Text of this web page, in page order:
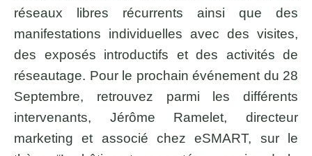
réseaux libres récurrents ainsi que des
manifestations individuelles avec des visites,
des exposés introductifs et des activités de
réseautage. Pour le prochain événement du 28
Septembre, retrouvez parmi les différents
intervenants, Jérôme Ramelet, directeur
marketing et associé chez eSMART, sur le